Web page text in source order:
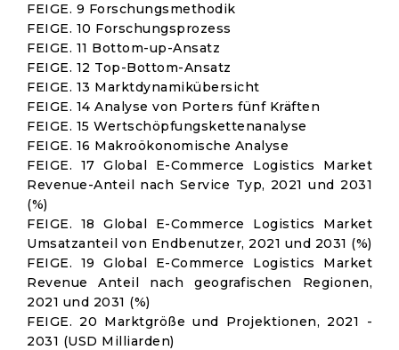
FEIGE. 9 Forschungsmethodik
FEIGE. 10 Forschungsprozess
FEIGE. 11 Bottom-up-Ansatz
FEIGE. 12 Top-Bottom-Ansatz
FEIGE. 13 Marktdynamikübersicht
FEIGE. 14 Analyse von Porters fünf Kräften
FEIGE. 15 Wertschöpfungskettenanalyse
FEIGE. 16 Makroökonomische Analyse
FEIGE. 17 Global E-Commerce Logistics Market
Revenue-Anteil nach Service Typ, 2021 und 2031
(%)
FEIGE. 18 Global E-Commerce Logistics Market
Umsatzanteil von Endbenutzer, 2021 und 2031 (%)
FEIGE. 19 Global E-Commerce Logistics Market
Revenue Anteil nach geografischen Regionen,
2021 und 2031 (%)
FEIGE. 20 Marktgröße und Projektionen, 2021 -
2031 (USD Milliarden)